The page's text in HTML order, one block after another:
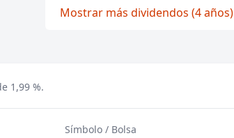
Mostrar más dividendos (4 años)
1,99 %.
Símbolo / Bolsa